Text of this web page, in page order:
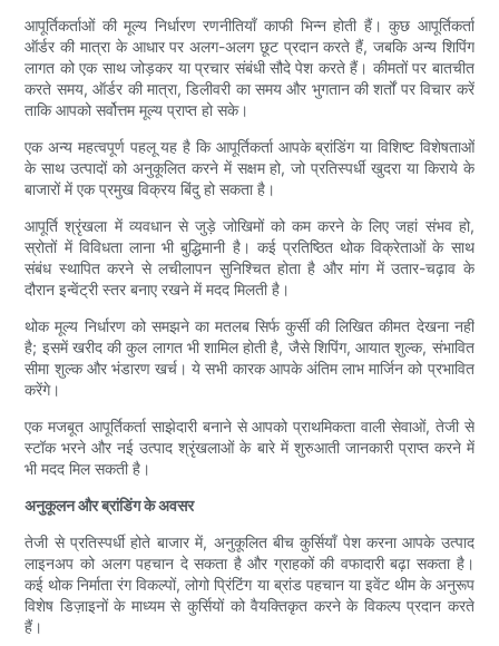
आपूर्तिकर्ताओं की मूल्य निर्धारण रणनीतियाँ काफी भिन्न होती हैं। कुछ आपूर्तिकर्ता
ऑर्डर की मात्रा के आधार पर अलग-अलग छूट प्रदान करते हैं, जबकि अन्य शिपिंग
लागत को एक साथ जोड़कर या प्रचार संबंधी सौदे पेश करते हैं। कीमतों पर बातचीत
करते समय, ऑर्डर की मात्रा, डिलीवरी का समय और भुगतान की शर्तों पर विचार करें
ताकि आपको सर्वोत्तम मूल्य प्राप्त हो सके।
एक अन्य महत्वपूर्ण पहलू यह है कि आपूर्तिकर्ता आपके ब्रांडिंग या विशिष्ट विशेषताओं
के साथ उत्पादों को अनुकूलित करने में सक्षम हो, जो प्रतिस्पर्धी खुदरा या किराये के
बाजारों में एक प्रमुख विक्रय बिंदु हो सकता है।
आपूर्ति श्रृंखला में व्यवधान से जुड़े जोखिमों को कम करने के लिए जहां संभव हो,
स्रोतों में विविधता लाना भी बुद्धिमानी है। कई प्रतिष्ठित थोक विक्रेताओं के साथ
संबंध स्थापित करने से लचीलापन सुनिश्चित होता है और मांग में उतार-चढ़ाव के
दौरान इन्वेंट्री स्तर बनाए रखने में मदद मिलती है।
थोक मूल्य निर्धारण को समझने का मतलब सिर्फ कुर्सी की लिखित कीमत देखना नहीं
है; इसमें खरीद की कुल लागत भी शामिल होती है, जैसे शिपिंग, आयात शुल्क, संभावित
सीमा शुल्क और भंडारण खर्च। ये सभी कारक आपके अंतिम लाभ मार्जिन को प्रभावित
करेंगे।
एक मजबूत आपूर्तिकर्ता साझेदारी बनाने से आपको प्राथमिकता वाली सेवाओं, तेजी से
स्टॉक भरने और नई उत्पाद श्रृंखलाओं के बारे में शुरुआती जानकारी प्राप्त करने में
भी मदद मिल सकती है।
अनुकूलन और ब्रांडिंग के अवसर
तेजी से प्रतिस्पर्धी होते बाजार में, अनुकूलित बीच कुर्सियाँ पेश करना आपके उत्पाद
लाइनअप को अलग पहचान दे सकता है और ग्राहकों की वफादारी बढ़ा सकता है।
कई थोक निर्माता रंग विकल्पों, लोगो प्रिंटिंग या ब्रांड पहचान या इवेंट थीम के अनुरूप
विशेष डिज़ाइनों के माध्यम से कुर्सियों को वैयक्तिकृत करने के विकल्प प्रदान करते
हैं।